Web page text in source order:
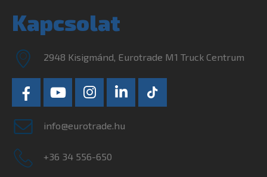
Kapcsolat
2948 Kisigmánd, Eurotrade M1 Truck Centrum
info@eurotrade.hu
+36 34 556-650